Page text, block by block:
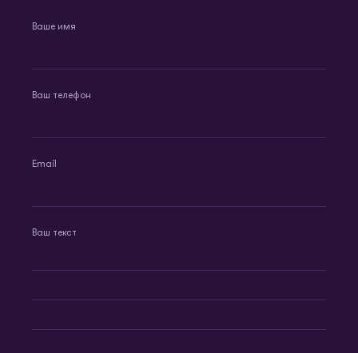
Ваше имя
Ваш телефон
Email
Ваш текст